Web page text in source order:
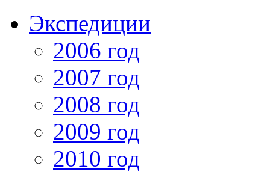
Экспедиции
2006 год
2007 год
2008 год
2009 год
2010 год